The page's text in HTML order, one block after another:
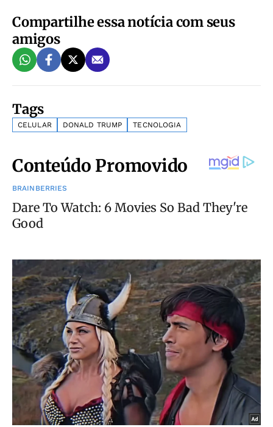
Compartilhe essa notícia com seus
amigos
Tags
CELULAR DONALD TRUMP TECNOLOGIA